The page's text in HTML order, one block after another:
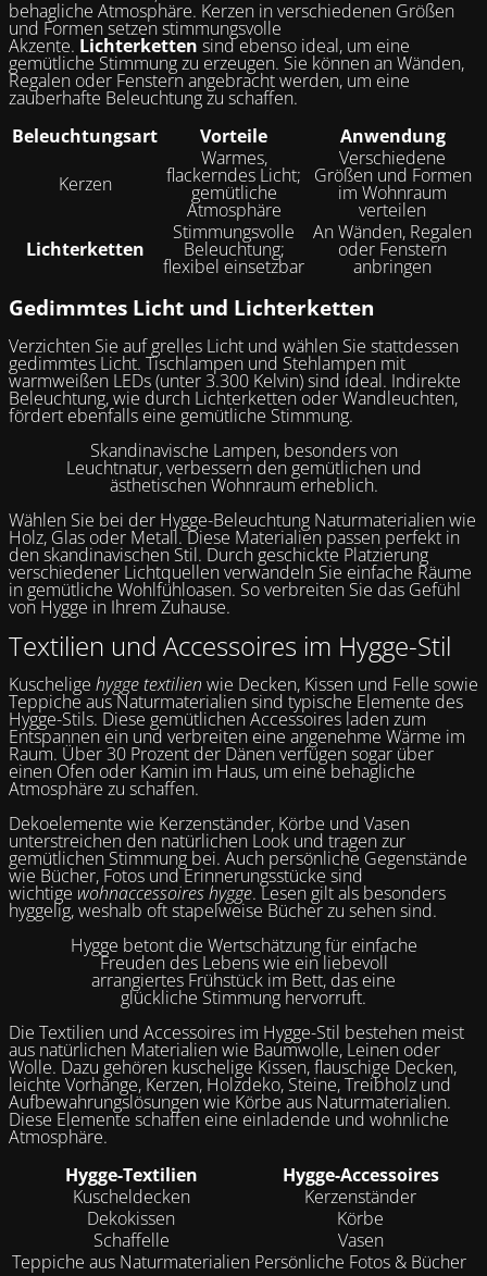
behagliche Atmosphäre. Kerzen in verschiedenen Größen
und Formen setzen stimmungsvolle
Akzente. Lichterketten sind ebenso ideal, um eine
gemütliche Stimmung zu erzeugen. Sie können an Wänden,
Regalen oder Fenstern angebracht werden, um eine
zauberhafte Beleuchtung zu schaffen.
Beleuchtungsart
Vorteile
Anwendung
Kerzen
Warmes,
flackerndes Licht;
gemütliche
Atmosphäre
Verschiedene
Größen und Formen
im Wohnraum
verteilen
Lichterketten
Stimmungsvolle
Beleuchtung;
flexibel einsetzbar
An Wänden, Regalen
oder Fenstern
anbringen
Gedimmtes Licht und Lichterketten
Verzichten Sie auf grelles Licht und wählen Sie stattdessen
gedimmtes Licht. Tischlampen und Stehlampen mit
warmweißen LEDs (unter 3.300 Kelvin) sind ideal. Indirekte
Beleuchtung, wie durch Lichterketten oder Wandleuchten,
fördert ebenfalls eine gemütliche Stimmung.
Skandinavische Lampen, besonders von
Leuchtnatur, verbessern den gemütlichen und
ästhetischen Wohnraum erheblich.
Wählen Sie bei der Hygge-Beleuchtung Naturmaterialien wie
Holz, Glas oder Metall. Diese Materialien passen perfekt in
den skandinavischen Stil. Durch geschickte Platzierung
verschiedener Lichtquellen verwandeln Sie einfache Räume
in gemütliche Wohlfühloasen. So verbreiten Sie das Gefühl
von Hygge in Ihrem Zuhause.
Textilien und Accessoires im Hygge-Stil
Kuschelige hygge textilien wie Decken, Kissen und Felle sowie
Teppiche aus Naturmaterialien sind typische Elemente des
Hygge-Stils. Diese gemütlichen Accessoires laden zum
Entspannen ein und verbreiten eine angenehme Wärme im
Raum. Über 30 Prozent der Dänen verfügen sogar über
einen Ofen oder Kamin im Haus, um eine behagliche
Atmosphäre zu schaffen.
Dekoelemente wie Kerzenständer, Körbe und Vasen
unterstreichen den natürlichen Look und tragen zur
gemütlichen Stimmung bei. Auch persönliche Gegenstände
wie Bücher, Fotos und Erinnerungsstücke sind
wichtige wohnaccessoires hygge. Lesen gilt als besonders
hyggelig, weshalb oft stapelweise Bücher zu sehen sind.
Hygge betont die Wertschätzung für einfache
Freuden des Lebens wie ein liebevoll
arrangiertes Frühstück im Bett, das eine
glückliche Stimmung hervorruft.
Die Textilien und Accessoires im Hygge-Stil bestehen meist
aus natürlichen Materialien wie Baumwolle, Leinen oder
Wolle. Dazu gehören kuschelige Kissen, flauschige Decken,
leichte Vorhänge, Kerzen, Holzdeko, Steine, Treibholz und
Aufbewahrungslösungen wie Körbe aus Naturmaterialien.
Diese Elemente schaffen eine einladende und wohnliche
Atmosphäre.
Hygge-Textilien
Hygge-Accessoires
Kuscheldecken
Kerzenständer
Dekokissen
Körbe
Schaffelle
Vasen
Teppiche aus Naturmaterialien Persönliche Fotos & Bücher